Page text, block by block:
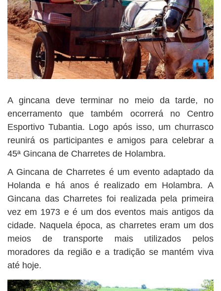
A gincana deve terminar no meio da tarde, no
encerramento que também ocorrerá no Centro
Esportivo Tubantia. Logo após isso, um churrasco
reunirá os participantes e amigos para celebrar a
45ª Gincana de Charretes de Holambra.
A Gincana de Charretes é um evento adaptado da
Holanda e há anos é realizado em Holambra. A
Gincana das Charretes foi realizada pela primeira
vez em 1973 e é um dos eventos mais antigos da
cidade. Naquela época, as charretes eram um dos
meios de transporte mais utilizados pelos
moradores da região e a tradição se mantém viva
até hoje.